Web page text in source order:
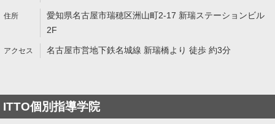
愛知県名古屋市瑞穂区洲山町2-17 新瑞ステーションビル
2F
名古屋市営地下鉄名城線 新瑞橋より 徒歩 約3分
ITTO個別指導学院